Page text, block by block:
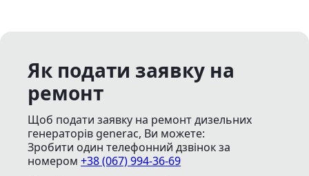
Як подати заявку на
ремонт
Щоб подати заявку на ремонт дизельних
генераторів generac, Ви можете:
Зробити один телефонний дзвінокза
номером +38 (067) 994-36-69